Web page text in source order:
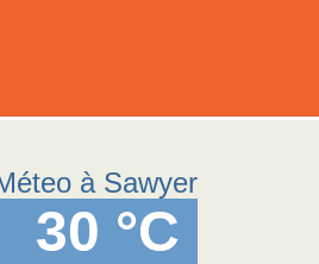
à Sawyer
30 °C